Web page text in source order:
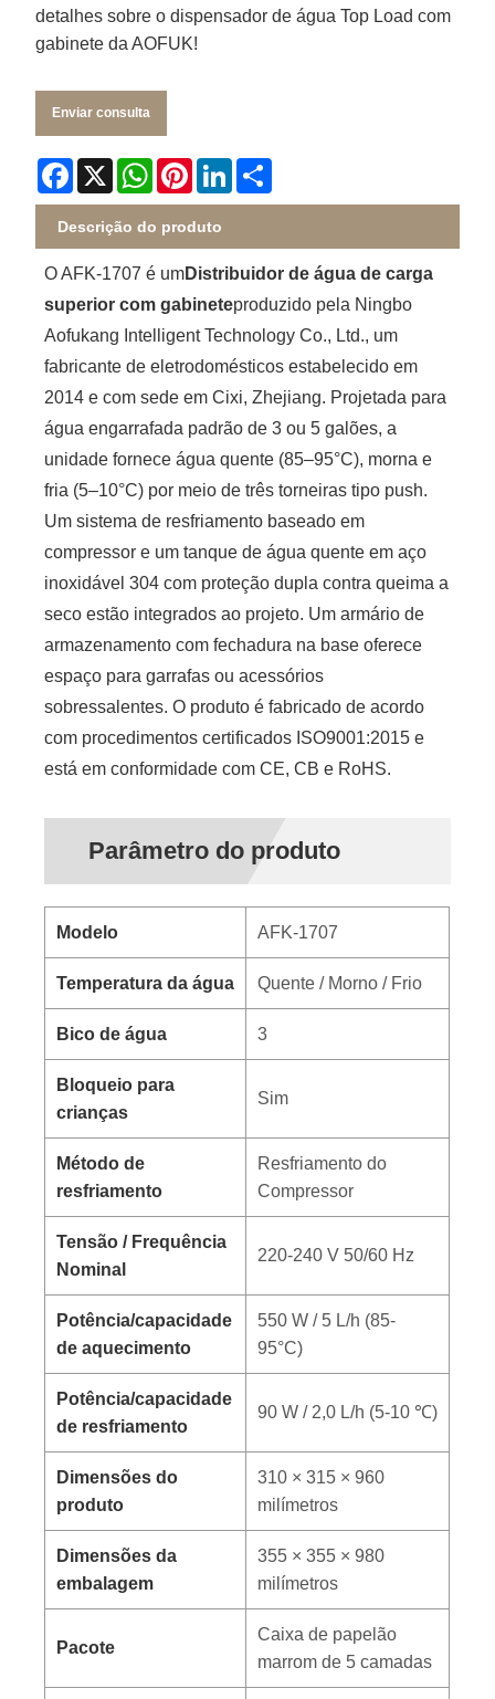
detalhes sobre o dispensador de água Top Load com
gabinete da AOFUK!
Enviar consulta
Facebook
X WhatsApp
PinterestLinkedIn
Descrição do produto
O AFK-1707 é umDistribuidor de água de carga
superior com gabineteproduzido pela Ningbo
Aofukang Intelligent Technology Co., Ltd., um
fabricante de eletrodomésticos estabelecido em
2014 e com sede em Cixi, Zhejiang. Projetada para
água engarrafada padrão de 3 ou 5 galões, a
unidade fornece água quente (85–95°C), morna e
fria (5–10°C) por meio de três torneiras tipo push.
Um sistema de resfriamento baseado em
compressor e um tanque de água quente em aço
inoxidável 304 com proteção dupla contra queima a
seco estão integrados ao projeto. Um armário de
armazenamento com fechadura na base oferece
espaço para garrafas ou acessórios
sobressalentes. O produto é fabricado de acordo
com procedimentos certificados ISO9001:2015 e
está em conformidade com CE, CB e RoHS.
Parâmetro do produto
Modelo AFK-1707
Temperatura da água Quente / Morno / Frio
Bico de água 3
Bloqueio para
crianças
Sim
Método de
resfriamento
Resfriamento do
Compressor
Tensão / Frequência
Nominal
220-240 V 50/60 Hz
Potência/capacidade
de aquecimento
550 W / 5 L/h (85-
95°C)
Potência/capacidade
de resfriamento
90 W / 2,0 L/h (5-10 ℃)
Dimensões do
produto
310 × 315 × 960
milímetros
Dimensões da
embalagem
355 × 355 × 980
milímetros
Pacote
Caixa de papelão
marrom de 5 camadas